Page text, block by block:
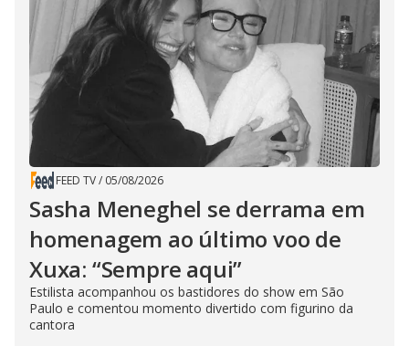
FEED TV/ 05/08/2026
Sasha Meneghel se derrama em
homenagem ao último voo de
Xuxa: “Sempre aqui”
Estilista acompanhou os bastidores do show em São
Paulo e comentou momento divertido com figurino da
cantora